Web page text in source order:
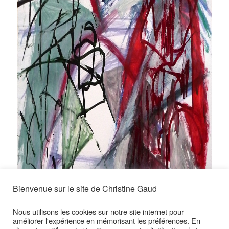
Bienvenue sur le site de Christine Gaud
Nous utilisons les cookies sur notre site internet pour
améliorer l'expérience en mémorisant les préférences. En